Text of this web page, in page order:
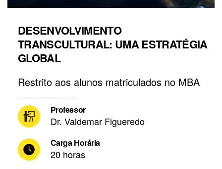
DESENVOLVIMENTO
TRANSCULTURAL: UMA ESTRATÉGIA
GLOBAL
Restrito aos alunos matriculados no MBA
Professor
Dr. Valdemar Figueredo
Carga Horária
20 horas